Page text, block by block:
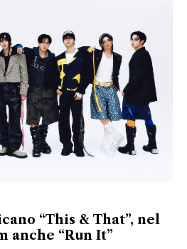
“This & That”, nel
anche “Run It”